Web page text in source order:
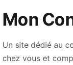
Mon
Un site dédié au
chez vous et